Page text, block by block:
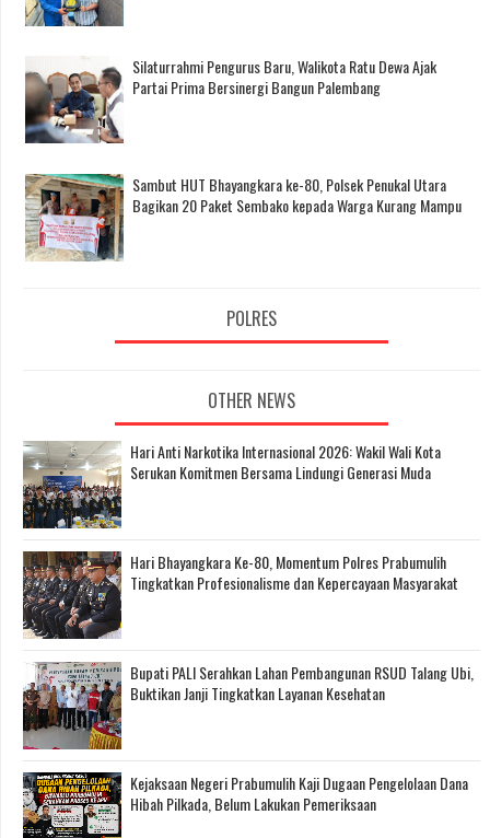
Silaturrahmi Pengurus Baru, Walikota Ratu Dewa Ajak
Partai Prima Bersinergi Bangun Palembang
Sambut HUT Bhayangkara ke-80, Polsek Penukal Utara
Bagikan 20 Paket Sembako kepada Warga Kurang Mampu
POLRES
OTHER NEWS
Hari Anti Narkotika Internasional 2026: Wakil Wali Kota
Serukan Komitmen Bersama Lindungi Generasi Muda
Hari Bhayangkara Ke-80, Momentum Polres Prabumulih
Tingkatkan Profesionalisme dan Kepercayaan Masyarakat
Bupati PALI Serahkan Lahan Pembangunan RSUD Talang Ubi,
Buktikan Janji Tingkatkan Layanan Kesehatan
Kejaksaan Negeri Prabumulih Kaji Dugaan Pengelolaan Dana
Hibah Pilkada, Belum Lakukan Pemeriksaan